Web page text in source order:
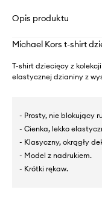
Opis produktu
Michael Kors t-shirt
T-shirt dziecięcy z
elastycznej dzianiny z
- Prosty, nie blokujący
- Cienka, lekko
- Klasyczny, okrągły
- Model z nadrukiem.
- Krótki rękaw.